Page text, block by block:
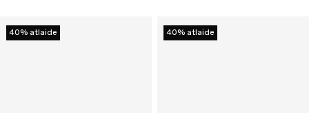
40% atlaide 40% atlaide